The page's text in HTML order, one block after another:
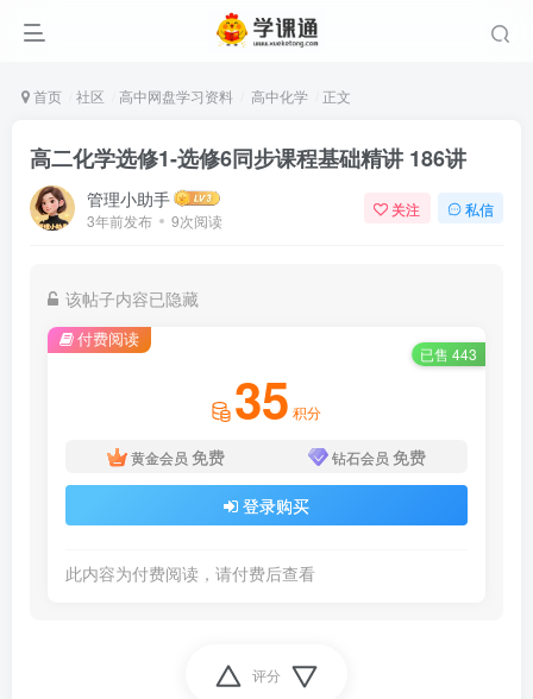
首页 社区 高中网盘学习资料 高中化学 正文
高二化学选修1-选修6同步课程基础精讲 186讲
管理小助手
3年前发布 9次阅读
关注 私信
该帖子内容已隐藏
付费阅读
已售 443
35 积分
黄金会员 免费 钻石会员 免费
登录购买
此内容为付费阅读，请付费后查看
评分